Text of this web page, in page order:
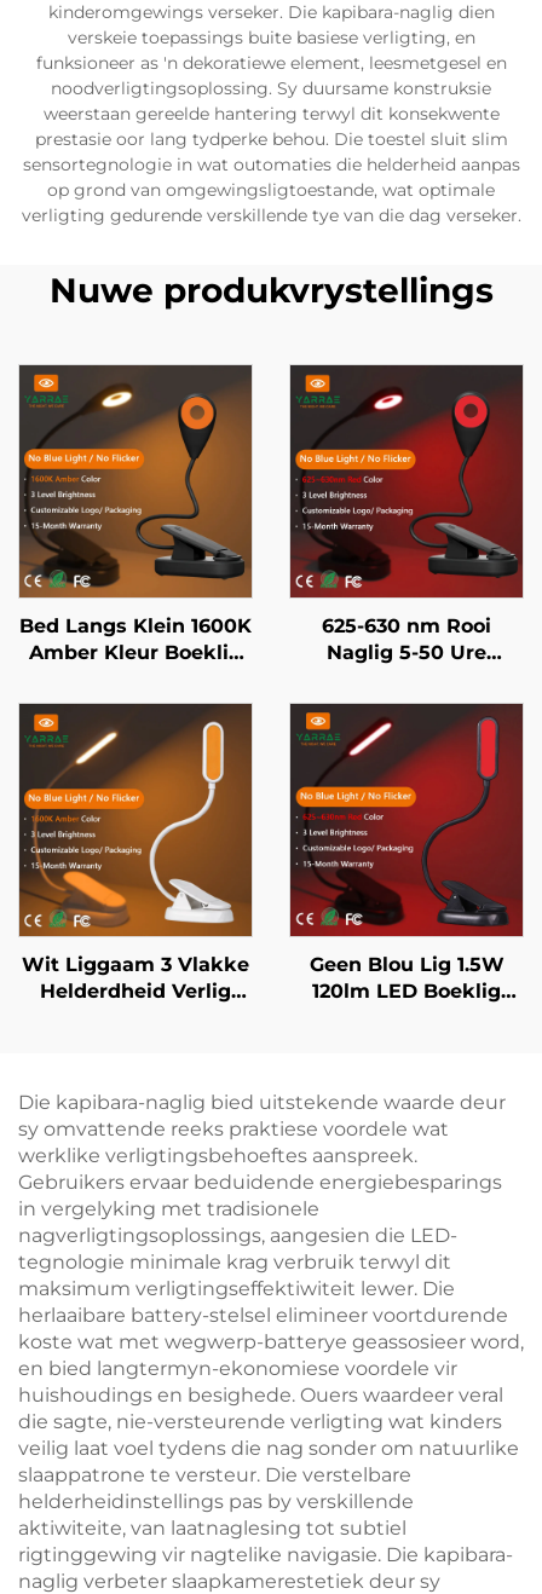
kinderomgewings verseker. Die kapibara-naglig dien
verskeie toepassings buite basiese verligting, en
funksioneer as 'n dekoratiewe element, leesmetgesel en
noodverligtingsoplossing. Sy duursame konstruksie
weerstaan gereelde hantering terwyl dit konsekwente
prestasie oor lang tydperke behou. Die toestel sluit slim
sensortegnologie in wat outomaties die helderheid aanpas
op grond van omgewingsligtoestande, wat optimale
verligting gedurende verskillende tye van die dag verseker.
Nuwe produkvrystellings
Bed Langs Klein 1600K
Amber Kleur Boeklig
Liggaam LED Boeklig
625-630 nm Rooi
Naglig 5-50 Ure
Instellings Swart
Liggaam Vinnige 1-Uur
USB Herlaai
Wit Liggaam 3 Vlakke
Helderdheid Verlig
Boekleeslig
Geen Blou Lig 1.5W
120lm LED Boeklig
Swart Liggaam
Die kapibara-naglig bied uitstekende waarde deur
sy omvattende reeks praktiese voordele wat
werklike verligtingsbehoeftes aanspreek.
Gebruikers ervaar beduidende energiebesparings
in vergelyking met tradisionele
nagverligtingsoplossings, aangesien die LED-
tegnologie minimale krag verbruik terwyl dit
maksimum verligtingseffektiwiteit lewer. Die
herlaaibare battery-stelsel elimineer voortdurende
koste wat met wegwerp-batterye geassosieer word,
en bied langtermyn-ekonomiese voordele vir
huishoudings en besighede. Ouers waardeer veral
die sagte, nie-versteurende verligting wat kinders
veilig laat voel tydens die nag sonder om natuurlike
slaappatrone te versteur. Die verstelbare
helderheidinstellings pas by verskillende
aktiwiteite, van laatnaglesing tot subtiel
rigtinggewing vir nagtelike navigasie. Die kapibara-
naglig verbeter slaapkamerestetiek deur sy